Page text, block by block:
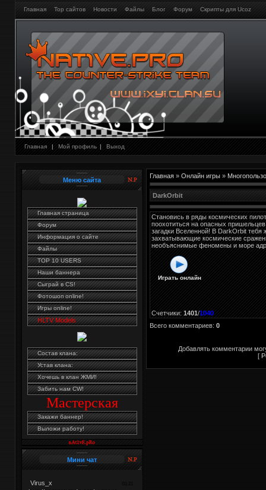
Главная Тор сайтов Новости Файлы Блог Форум Скрипты для Ucoz
Главная | Мой профиль | Выход
Меню сайта
Главная страница
Форум
Информация о сайте
Файлы
TOP 10 USERS
Наши баннера
Сыграй в CS!
Фотошоп online!
Игры online!
HLTV Models
Состав клана:
Устав клана:
Хочешь в клан ЖМИ!
Забить нам CW!
Мастерская
Закажи баннер!
Выложи работу!
Мини чат
Главная» Онлайн игры»
DarkOrbit
Становись в ряды космических
поохотиться на опасных пришельцев
загадки Вселенной! В DarkOrbit тебя
захватывающие космические
необъяснимые феномены и море
Играть онлайн
Счетчики:1401/1040
Всего комментариев: 0
Добавлять комментарии
[